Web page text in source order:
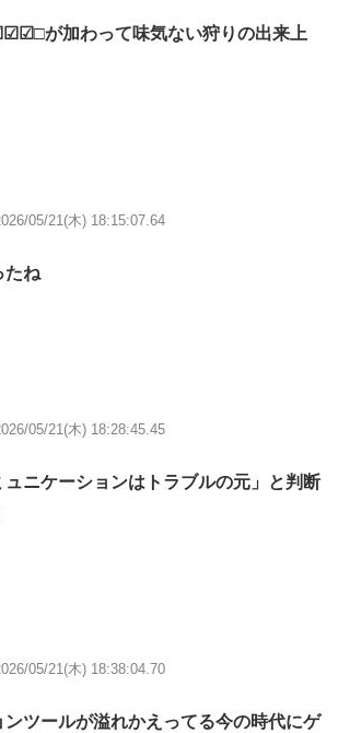
が加わって味気ない狩りの出来上
05/21(木) 18:15:07.64
たね
05/21(木) 18:28:45.45
ュニケーションはトラブルの元」と判断
05/21(木) 18:38:04.70
ンツールが溢れかえってる今の時代にゲ